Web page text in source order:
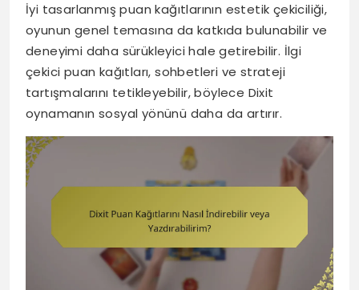
İyi tasarlanmış puan kağıtlarının estetik çekiciliği,
oyunun genel temasına da katkıda bulunabilir ve
deneyimi daha sürükleyici hale getirebilir. İlgi
çekici puan kağıtları, sohbetleri ve strateji
tartışmalarını tetikleyebilir, böylece Dixit
oynamanın sosyal yönünü daha da artırır.